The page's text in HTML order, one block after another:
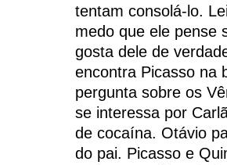
tentam consolá-lo.
medo que ele pense
gosta dele de
encontra Picasso na
pergunta sobre os
se interessa por
de cocaína. Otávio
do pai. Picasso e